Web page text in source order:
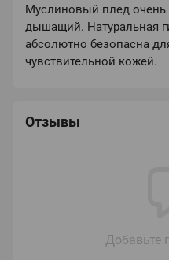
Муслиновый плед очень
дышащий. Натуральная
абсолютно безопасна
чувствительной кожей.
Отзывы
Добавьте